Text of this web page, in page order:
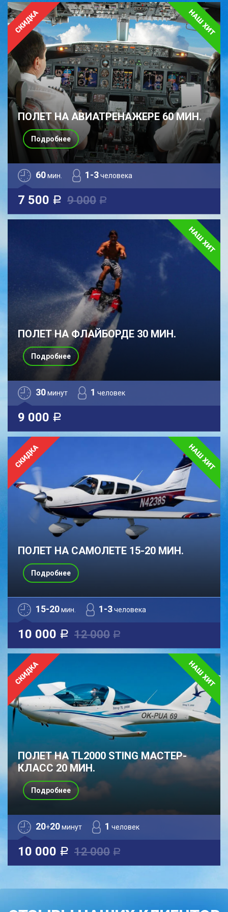
ПОЛЕТ НА АВИАТРЕНАЖЕРЕ 60 МИН.
60мин. 1-3человека
7 500 a 9 000 a
Подробнее
ПОЛЕТ НА ФЛАЙБОРДЕ 30 МИН.
30минут 1 человек
9 000 a
Подробнее
ПОЛЕТ НА САМОЛЕТЕ 15-20 МИН.
15-20мин. 1-3человека
10 000 a 12 000 a
Подробнее
ПОЛЕТ НА TL2000 STING МАСТЕР-
КЛАСС 20 МИН.
20+20минут 1 человек
10 000 a 12 000 a
Подробнее